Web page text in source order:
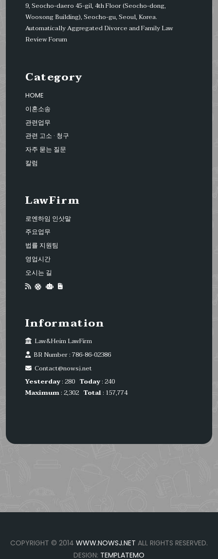
9, Seocho-daero 45-gil, 4th Floor (Seocho-dong,
Woosong Building), Seocho-gu, Seoul, Korea.
Automatically Aggregated Divorce and Family Law
Review Forum
Category
HOME
이혼소송
관련업무
관련 고소 · 청구
자주 묻는 질문
칼럼
LawFirm
로엔하임 인삿말
주요업무
법률 지원팀
영업시간
오시는 길
Information
Law&Heim LawFirm
BR Number : 786-86-02386
Contact@nowsj.net
Yesterday: 280 Today: 240
Maximum: 2,302 Total: 157,774
COPYRIGHT © 2014 WWW.NOWSJ.NET ALL RIGHTS RESERVED.
DESIGN: TEMPLATEMO